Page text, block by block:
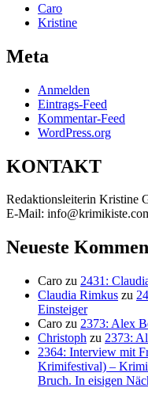
Caro
Kristine
Meta
Anmelden
Eintrags-Feed
Kommentar-Feed
WordPress.org
KONTAKT
Redaktionsleiterin Kristine
E-Mail:
Neueste
Caro zu 2431:
Claudia Rimkus zu
Einsteiger
Caro zu 2373: Alex
Christoph zu 2373:
2364: Interview mit
Krimifestival) –
Bruch. In eisigen